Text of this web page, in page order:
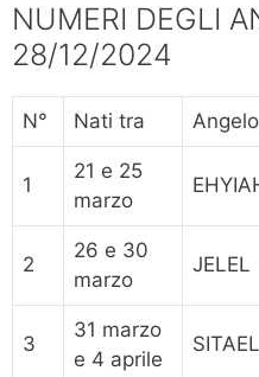
NUMERI DEGLI
28/12/2024
N° Nati tra Angelo
1
21 e 25
marzo
2
26 e 30
marzo
JELEL
3
31 marzo
e 4 aprile
SITAEL